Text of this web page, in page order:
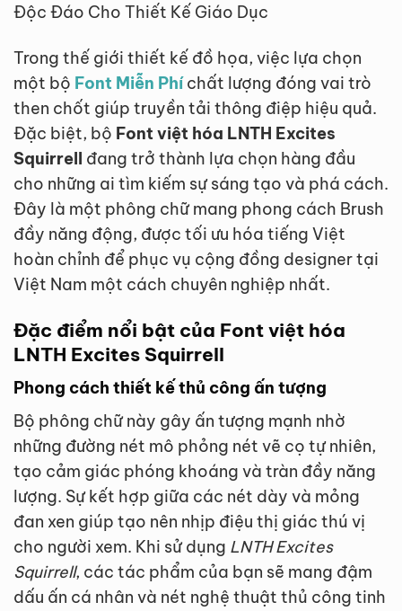
Độc Đáo Cho Thiết Kế Giáo Dục
Trong thế giới thiết kế đồ họa, việc lựa chọn
một bộ Font Miễn Phíchất lượng đóng vai trò
then chốt giúp truyền tải thông điệp hiệu quả.
Đặc biệt, bộ Font việt hóa LNTH Excites
Squirrell đang trở thành lựa chọn hàng đầu
cho những ai tìm kiếm sự sáng tạo và phá cách.
Đây là một phông chữ mang phong cách Brush
đầy năng động, được tối ưu hóa tiếng Việt
hoàn chỉnh để phục vụ cộng đồng designer tại
Việt Nam một cách chuyên nghiệp nhất.
Đặc điểm nổi bật của Font việt hóa
LNTH Excites Squirrell
Phong cách thiết kế thủ công ấn tượng
Bộ phông chữ này gây ấn tượng mạnh nhờ
những đường nét mô phỏng nét vẽ cọ tự nhiên,
tạo cảm giác phóng khoáng và tràn đầy năng
lượng. Sự kết hợp giữa các nét dày và mỏng
đan xen giúp tạo nên nhịp điệu thị giác thú vị
cho người xem. Khi sử dụng LNTH Excites
Squirrell, các tác phẩm của bạn sẽ mang đậm
dấu ấn cá nhân và nét nghệ thuật thủ công tinh